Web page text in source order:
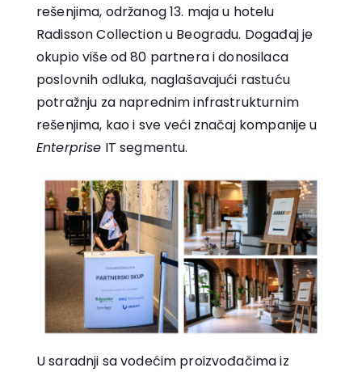
rešenjima, održanog 13. maja u hotelu
Radisson Collection u Beogradu. Događaj je
okupio više od 80 partnera i donosilaca
poslovnih odluka, naglašavajući rastuću
potražnju za naprednim infrastrukturnim
rešenjima, kao i sve veći značaj kompanije u
Enterprise IT segmentu.
U saradnji sa vodećim proizvođačima iz